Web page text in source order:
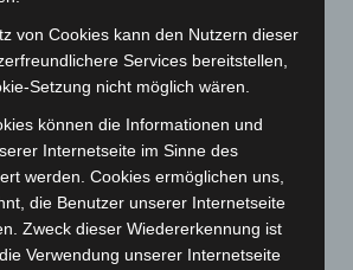
soll nach § 14 Absatz 1
Abs. 1 normierte Zutrittsverbot für
des dritten Lebensjahres
anwendbar sein. Das Verbot
wenn nicht dreimal wöchentlich ein
einen negativen Test vorgelegt wird.
von Cookies kann den Nutzern dieser
Services bereitstellen,
Setzung nicht möglich wären.
können die Informationen und
Internetseite im Sinne des
werden. Cookies ermöglichen uns,
die Benutzer unserer Internetseite
Zweck dieser Wiedererkennung ist
Verwendung unserer Internetseite